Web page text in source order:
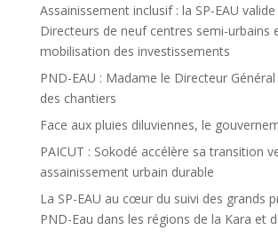
Assainissement inclusif : la SP-EAU
Directeurs de neuf centres semi-urbains
mobilisation des investissements
PND-EAU : Madame le Directeur
des chantiers
Face aux pluies diluviennes, le
PAICUT : Sokodé accélère sa transition
assainissement urbain durable
La SP-EAU au cœur du suivi des grands
PND-Eau dans les régions de la Kara et